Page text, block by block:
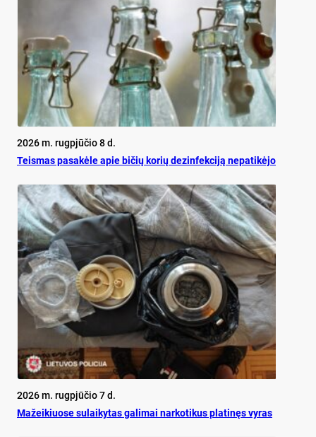
2026 m. rugpjūčio 8 d.
Teis­mas pa­sa­kė­le apie bi­čių ko­rių de­zin­fek­ci­ją ne­pa­ti­kė­jo
2026 m. rugpjūčio 7 d.
Mažeikiuose sulaikytas galimai narkotikus platinęs vyras